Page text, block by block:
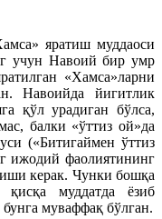
яратиш муддаоси
учун Навоий бир умр
«Хамса»ларни
Навоийда йигитлик
қўл урадиган бўлса,
балки «ўттиз ой»да
(«Битигаймен ўттиз
ижодий фаолиятининг
керак. Чунки бошқа
муддатда ёзиб
муваффақ бўлган.